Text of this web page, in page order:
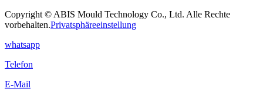
Copyright © ABIS Mould Technology Co., Ltd. Alle Rechte
vorbehalten.Privatsphäreeinstellung
whatsapp
Telefon
E-Mail